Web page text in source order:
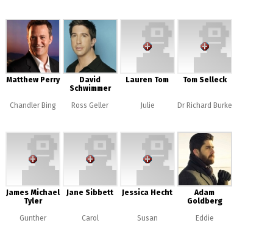
Matthew Perry
Chandler Bing
David
Schwimmer
Ross Geller
Lauren Tom
Julie
Tom Selleck
Dr Richard Burke
James Michael
Tyler
Gunther
Jane Sibbett
Carol
Jessica Hecht
Susan
Adam
Goldberg
Eddie